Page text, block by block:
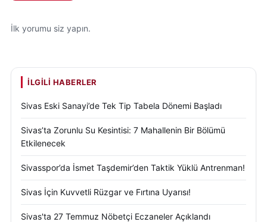
İlk yorumu siz yapın.
İLGILI HABERLER
Sivas Eski Sanayi’de Tek Tip Tabela Dönemi Başladı
Sivas’ta Zorunlu Su Kesintisi: 7 Mahallenin Bir Bölümü
Etkilenecek
Sivasspor’da İsmet Taşdemir’den Taktik Yüklü Antrenman!
Sivas İçin Kuvvetli Rüzgar ve Fırtına Uyarısı!
Sivas'ta 27 Temmuz Nöbetçi Eczaneler Açıklandı